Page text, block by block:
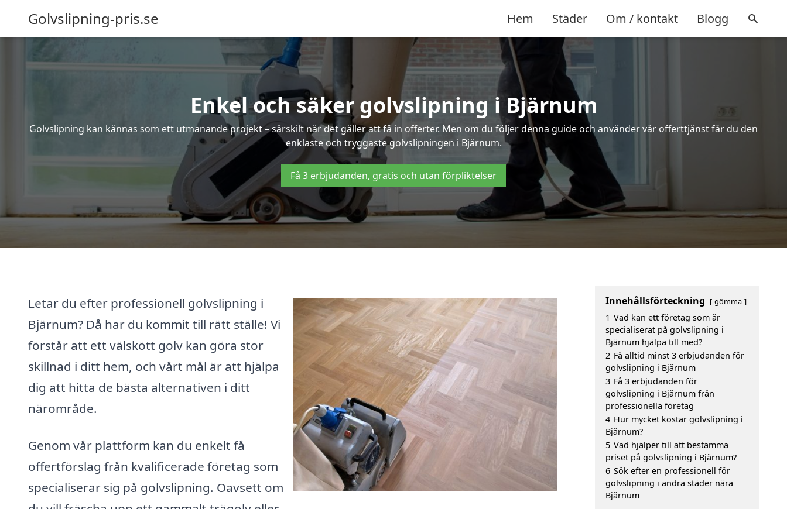
Golvslipning-pris.se Hem Städer Om / kontakt Blogg
Enkel och säker golvslipning i Bjärnum
Golvslipning kan kännas som ett utmanande projekt – särskilt när det gäller att få in offerter. Men om du följer denna guide och använder vår offerttjänst får du den
enklaste och tryggaste golvslipningen i Bjärnum.
Få 3 erbjudanden, gratis och utan förpliktelser
Letar du efter professionell golvslipning i
Bjärnum? Då har du kommit till rätt ställe! Vi
förstår att ett välskött golv kan göra stor
skillnad i ditt hem, och vårt mål är att hjälpa
dig att hitta de bästa alternativen i ditt
närområde.
Genom vår plattform kan du enkelt få
offertförslag från kvalificerade företag som
specialiserar sig på golvslipning. Oavsett om
Innehållsförteckning gömma
1 Vad kan ett företag som är
specialiserat på golvslipning i
Bjärnum hjälpa till med?
2 Få alltid minst 3 erbjudanden för
golvslipning i Bjärnum
3 Få 3 erbjudanden för
golvslipning i Bjärnum från
professionella företag
4 Hur mycket kostar golvslipning i
Bjärnum?
5 Vad hjälper till att bestämma
priset på golvslipning i Bjärnum?
6 Sök efter en professionell för
golvslipning i andra städer nära
Bjärnum